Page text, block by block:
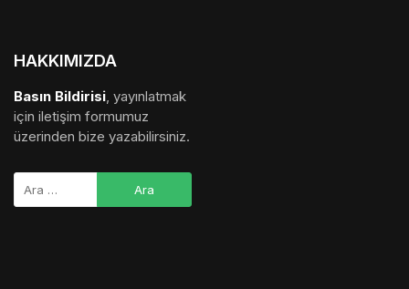
HAKKIMIZDA
Basın Bildirisi, yayınlatmak
için iletişim formumuz
üzerinden bize yazabilirsiniz.